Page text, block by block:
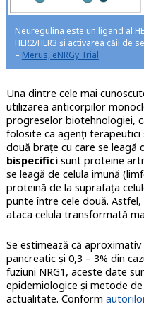
Neuregulina este un ligand al
HER2/HER3 și activarea căii de
– Merus, eNRGy Trial
Una dintre cele mai
utilizarea anticorpilor
progreselor biotehnologiei,
folosite ca agenți terapeutici
două brațe cu care se leagă
bispecificisunt proteine
se leagă de celula imună
proteină de la suprafața
punte între cele două.
ataca celula transformată
Se estimează că aproximativ
pancreatic și 0,3 – 3% din
fuziuni NRG1, aceste date
epidemiologice și metode
actualitate. Conform